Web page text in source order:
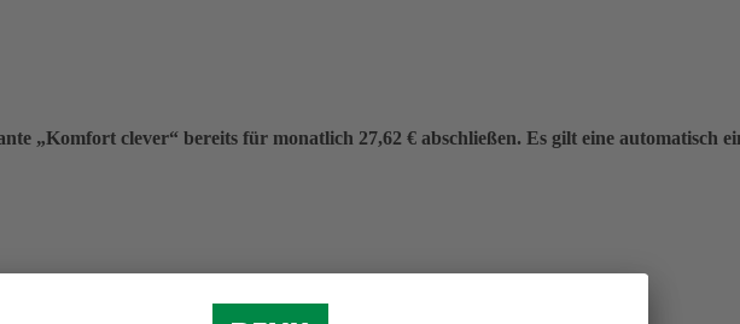
„Komfort clever“ bereits für monatlich 27,62 € abschließen. Es gilt eine automatisch
von 331,40 €.